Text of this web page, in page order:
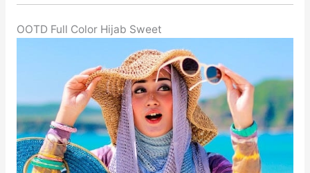
OOTD Full Color Hijab Sweet